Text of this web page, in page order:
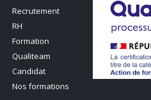
Recrutement
RH
Formation
Qualiteam
Candidat
Nos formations